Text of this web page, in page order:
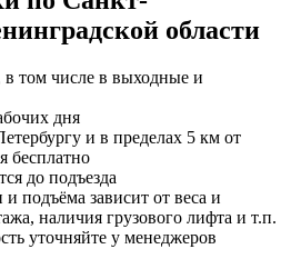
области
в том числе в выходные и
дня
и в пределах 5 км от
бесплатно
до подъезда
и подъёма зависит от веса и
наличия грузового лифта и т.п.
уточняйте у менеджеров